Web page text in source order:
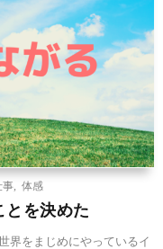
事 体感
とを決めた
界をまじめにやっているイ